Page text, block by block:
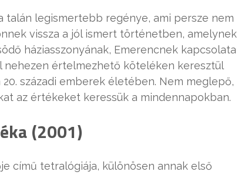
talán legismertebb regénye, ami persze nem
vissza a jól ismert történetben, amelynek
háziasszonyának, Emerencnek kapcsolata
nehezen értelmezhető köteléken keresztül
századi emberek életében. Nem meglepő,
az értékeket keressük a mindennapokban.
(2001)
című tetralógiája, különösen annak első